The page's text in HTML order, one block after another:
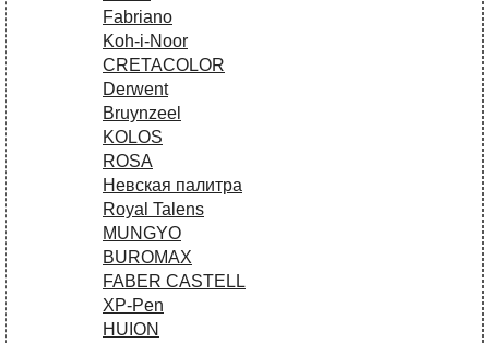
Fabriano
Koh-i-Noor
CRETACOLOR
Derwent
Bruynzeel
KOLOS
ROSA
Невская палитра
Royal Talens
MUNGYO
BUROMAX
FABER CASTELL
XP-Pen
HUION